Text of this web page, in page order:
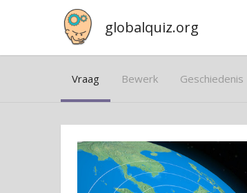
globalquiz.org
Vraag Bewerk Geschiedenis